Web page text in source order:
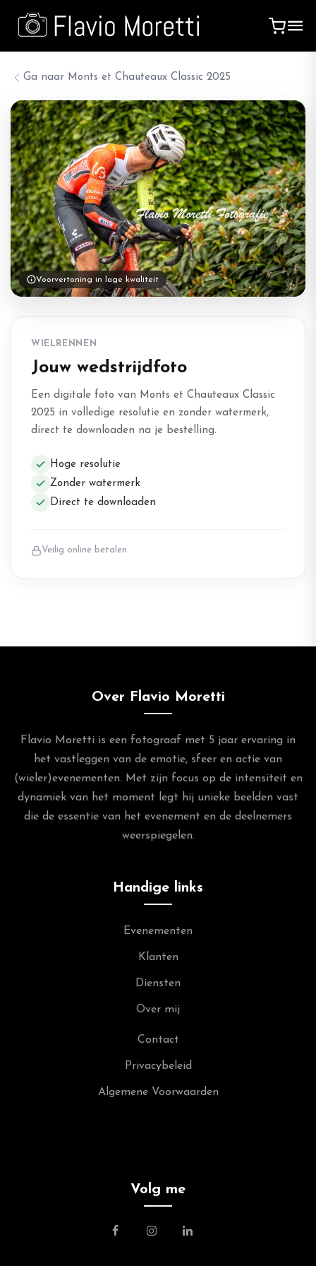
Ga naar Monts et Chauteaux Classic 2025
Voorvertoning in lage kwaliteit
WIELRENNEN
Jouw wedstrijdfoto
Een digitale foto van Monts et Chauteaux Classic
2025 in volledige resolutie en zonder watermerk,
direct te downloaden na je bestelling.
Hoge resolutie
Zonder watermerk
Direct te downloaden
Veilig online betalen
Over Flavio Moretti
Flavio Moretti is een fotograaf met 5 jaar ervaring in
het vastleggen van de emotie, sfeer en actie van
(wieler)evenementen. Met zijn focus op de intensiteit en
dynamiek van het moment legt hij unieke beelden vast
die de essentie van het evenement en de deelnemers
weerspiegelen.
Handige links
Evenementen
Klanten
Diensten
Over mij
Contact
Privacybeleid
Algemene Voorwaarden
Volg me